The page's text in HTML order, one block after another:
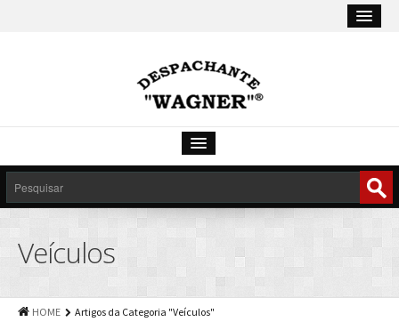
HOME
SOBRE
LICENCIAMENTO ONLINE
LINKS
Veículos
HOME Artigos da Categoria "Veículos"